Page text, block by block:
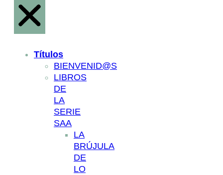
Títulos
BIENVENID@S
LIBROS
DE
LA
SERIE
SAA
LA
BRÚJULA
DE
LO